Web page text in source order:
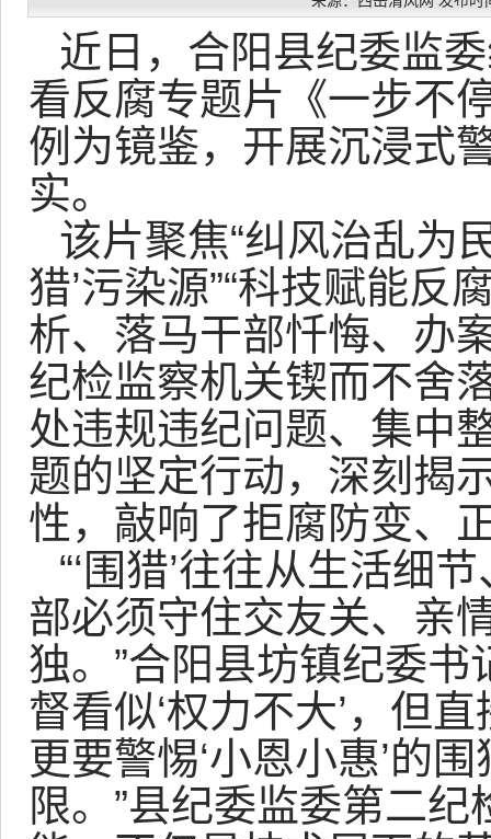
近日，合阳县纪委监
看反腐专题片《一步不
例为镜鉴，开展沉浸式
实。
该片聚焦“纠风治乱为
猎’污染源”“科技赋能反
析、落马干部忏悔、办
纪检监察机关锲而不舍
处违规违纪问题、集中
题的坚定行动，深刻揭
性，敲响了拒腐防变、
“‘围猎’往往从生活细
部必须守住交友关、亲
独。”合阳县坊镇纪委
督看似‘权力不大’，但
更要警惕‘小恩小惠’的
限。”县纪委监委第二